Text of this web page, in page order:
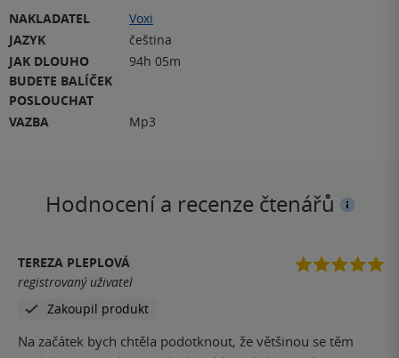
NAKLADATEL
Voxi
JAZYK
čeština
JAK DLOUHO
BUDETE BALÍČEK
POSLOUCHAT
94h 05m
VAZBA Mp3
Hodnocení a recenze čtenářů
TEREZA PLEPLOVÁ
registrovaný uživatel
Zakoupil produkt
Na začátek bych chtěla podotknout, že většinou se těm